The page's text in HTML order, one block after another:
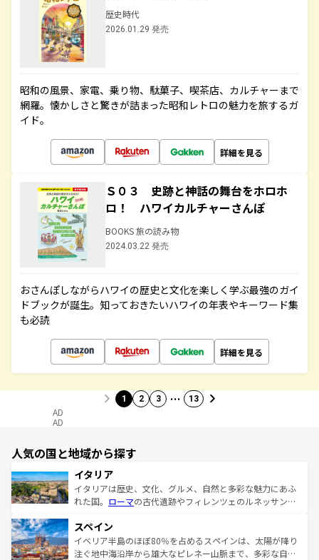
歴史時代
2026.01.29 発売
昭和の風景、家電、乗り物、駄菓子、喫茶店、カルチャーまで
網羅。懐かしさと驚きが詰まった昭和レトロの魅力を旅するガ
イド。
詳細を見る
Ｓ０３ 史跡と神話の舞台をホロホ
ロ！ ハワイカルチャーさんぽ
BOOKS 旅の読み物
2024.03.22 発売
おさんぽしながらハワイの歴史と文化を楽しく学ぶ最強のガイ
ドブックが誕生。知っておきたいハワイの年表やキーワード集
も必読
詳細を見る
1 2 3 … 13
AD
AD
人気の国と地域から探す
イタリア
イタリアは歴史、文化、グルメ、自然と多彩な魅力にあふ
れた国。 ローマの古代遺跡やフィレンツェのルネッサンス
ろん、トスカーナの美しい田園風景やアマルフィ海岸の絶
景など、自然景観も見逃せない。観光の合間には、本場の
ピザやパスタなど、絶品のイタリア料理を堪能することも
スペイン
イベリア半島のほぼ80％を占めるスペインは、太陽が降り
注ぐ地中海沿岸から雄大なピレネー山脈まで、多彩な自然